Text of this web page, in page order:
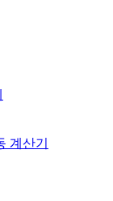
계산기